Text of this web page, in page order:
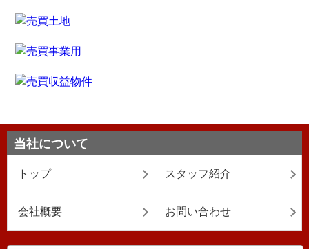
当社について
トップ スタッフ紹介
会社概要 お問い合わせ